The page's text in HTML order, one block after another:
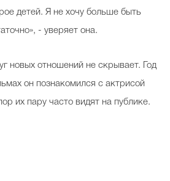
детей. Я не хочу больше быть
- уверяет она.
новых отношений не скрывает. Год
он познакомился с актрисой
их пару часто видят на публике.